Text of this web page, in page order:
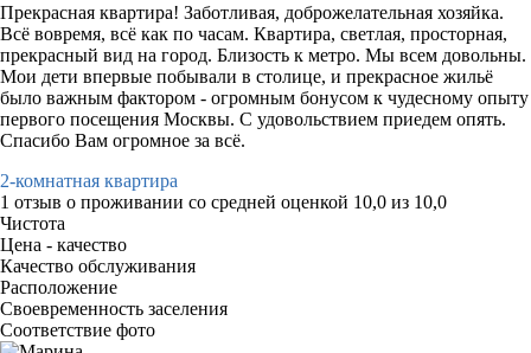
Прекрасная квартира! Заботливая, доброжелательная хозяйка.
Всё вовремя, всё как по часам. Квартира, светлая, просторная,
прекрасный вид на город. Близость к метро. Мы всем довольны.
Мои дети впервые побывали в столице, и прекрасное жильё
было важным фактором - огромным бонусом к чудесному опыту
первого посещения Москвы. С удовольствием приедем опять.
Спасибо Вам огромное за всё.
2-комнатная квартира
1 отзыв о проживании со средней оценкой 10,0 из 10,0
Чистота
Цена - качество
Качество обслуживания
Расположение
Своевременность заселения
Соответствие фото